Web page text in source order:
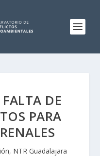
DE
PARA
, NTR Guadalajara